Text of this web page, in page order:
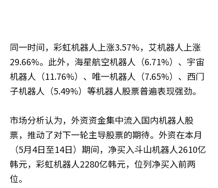
同一时间，彩虹机器人上涨3.57%，艾机器人上涨
29.66%。此外，海星航空机器人（6.71%）、宇宙
机器人（11.76%）、唯一机器人（7.65%）、西门
子机器人（5.49%）等机器人股票普遍表现强劲。
市场分析认为，外资资金集中流入国内机器人股
票，推动了对下一轮主导股票的期待。外资在本月
（5月4日至14日）期间，净买入斗山机器人2610亿
韩元，彩虹机器人2280亿韩元，位列净买入前两
位。